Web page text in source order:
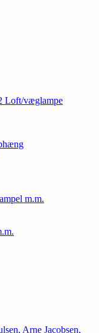
Loft/væglampe
m.m.
Arne Jacobsen,